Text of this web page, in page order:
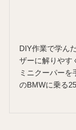
DIY作業で学ん
ザーに解りやす
ミニクーパーを
のBMWに乗る25